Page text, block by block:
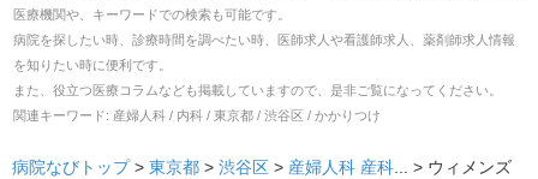
医療機関や、キーワードでの検索も可能です。
病院を探したい時、診療時間を調べたい時、医師求人や看護師求人、薬剤師求人情報
を知りたい時に便利です。
また、役立つ医療コラムなども掲載していますので、是非ご覧になってください。
関連キーワード: 産婦人科 / 内科 / 東京都 / 渋谷区 / かかりつけ
病院なびトップ > 東京都 > 渋谷区 > 産婦人科 産科... > ウィメンズ